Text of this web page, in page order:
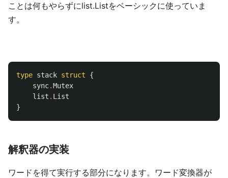
ことは何もやらずにlist.Listをベーシックに使っていま
す。
type stack struct
{
sync.Mutex
list . List
}
解釈器の実装
ワードを得て実行する部分になります。ワード変換器が